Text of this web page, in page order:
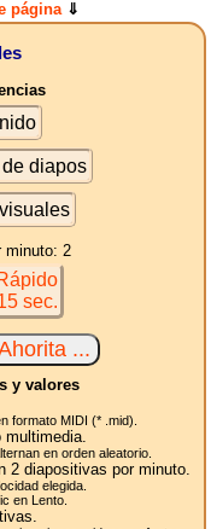
página⇓
diapos
minuto: 2
sec.
y valores
formato MIDI (* .mid).
en orden aleatorio.
2diapositivas por minuto.
elegida.
en Lento.